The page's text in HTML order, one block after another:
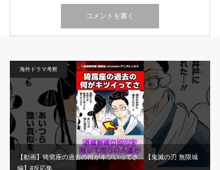
海外ドラマ考察
【動画】猗窩座の過去の何がキツいってさ…【鬼滅の刃 無限城
編】#反応集